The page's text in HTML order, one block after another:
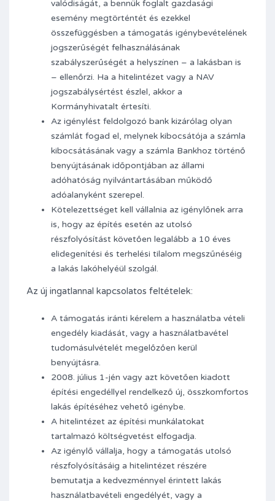
valódiságát, a bennük foglalt gazdasági
esemény megtörténtét és ezekkel
összefüggésben a támogatás igénybevételének
jogszerűségét felhasználásának
szabályszerűségét a helyszínen – a lakásban is
– ellenőrzi. Ha a hitelintézet vagy a NAV
jogszabálysértést észlel, akkor a
Kormányhivatalt értesíti.
Az igénylést feldolgozó bank kizárólag olyan
számlát fogad el, melynek kibocsátója a számla
kibocsátásának vagy a számla Bankhoz történő
benyújtásának időpontjában az állami
adóhatóság nyilvántartásában működő
adóalanyként szerepel.
Kötelezettséget kell vállalnia az igénylőnek arra
is, hogy az építés esetén az utolsó
részfolyósítást követően legalább a 10 éves
elidegenítési és terhelési tilalom megszűnéséig
a lakás lakóhelyéül szolgál.
Az új ingatlannal kapcsolatos feltételek:
A támogatás iránti kérelem a használatba vételi
engedély kiadását, vagy a használatbavétel
tudomásulvételét megelőzően kerül
benyújtásra.
2008. július 1-jén vagy azt követően kiadott
építési engedéllyel rendelkező új, összkomfortos
lakás építéséhez vehető igénybe.
A hitelintézet az építési munkálatokat
tartalmazó költségvetést elfogadja.
Az igénylő vállalja, hogy a támogatás utolsó
részfolyósításáig a hitelintézet részére
bemutatja a kedvezménnyel érintett lakás
használatbavételi engedélyét, vagy a